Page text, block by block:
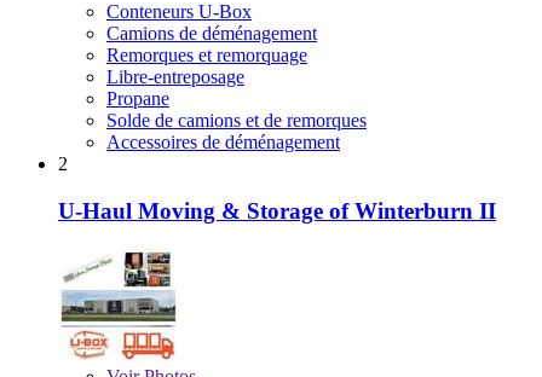
Conteneurs U-Box
Camions de déménagement
Remorques et remorquage
Libre-entreposage
Propane
Solde de camions et de remorques
Accessoires de déménagement
2
U-Haul Moving & Storage of Winterburn II